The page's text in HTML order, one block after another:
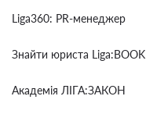
Liga360: PR-менеджер
Знайти юриста Liga:BOOK
Академія ЛІГА:ЗАКОН